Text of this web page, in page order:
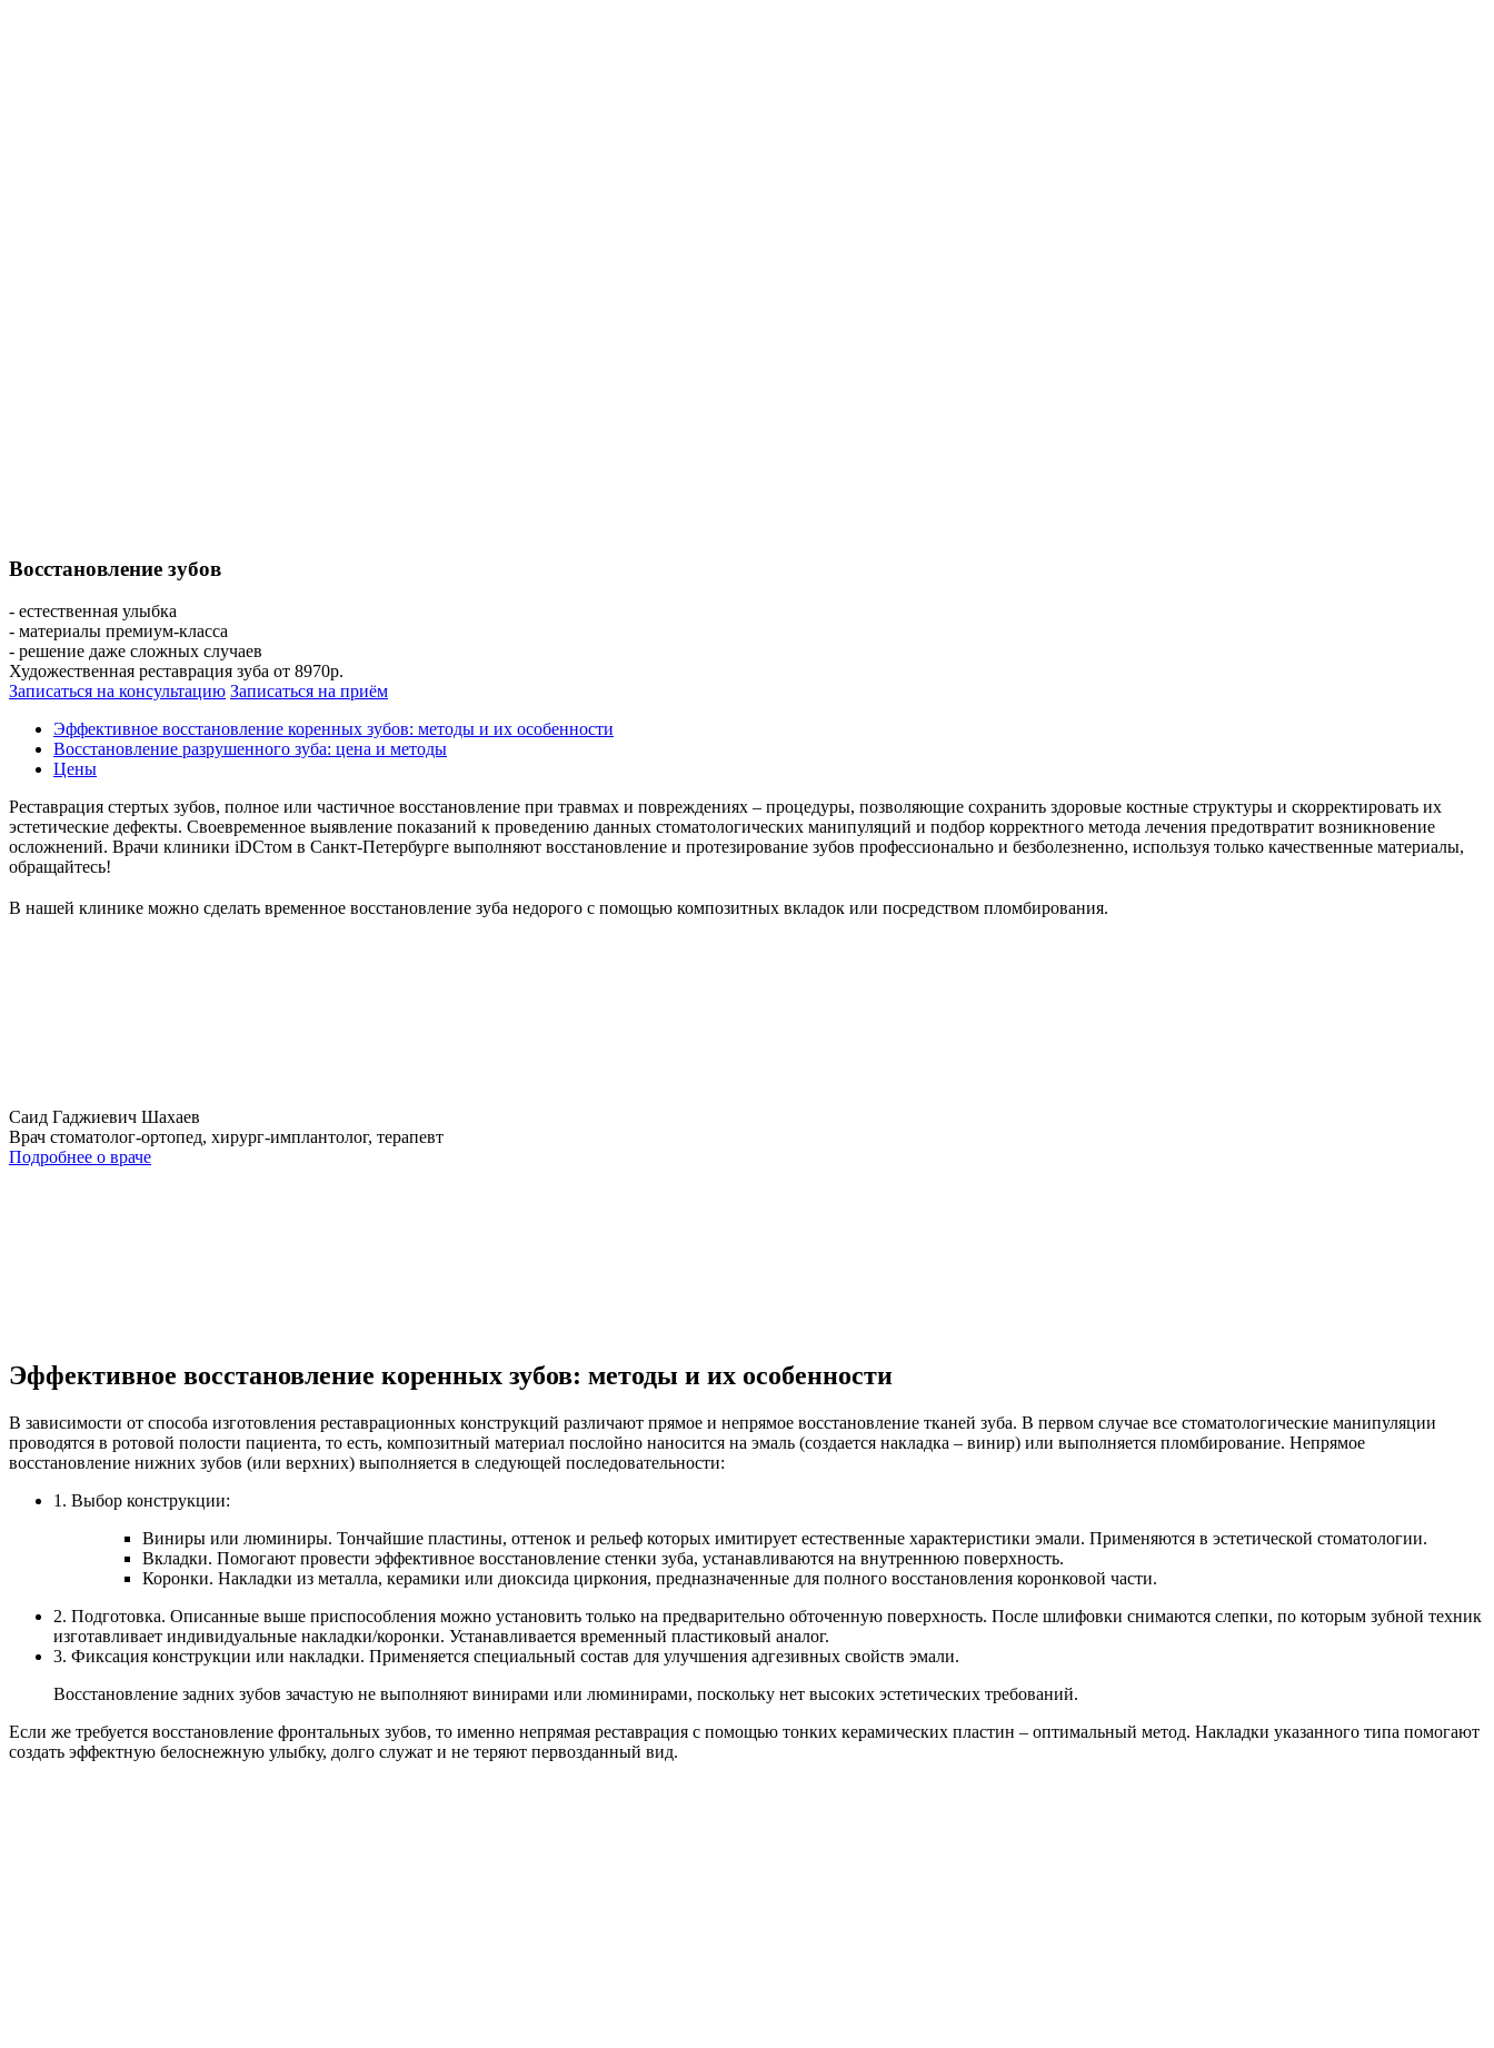
Восстановление зубов
- естественная улыбка
- материалы премиум-класса
- решение даже сложных случаев
Художественная реставрация зуба от 8970р.
Записаться на консультацию Записаться на приём
Эффективное восстановление коренных зубов: методы и их особенности
Восстановление разрушенного зуба: цена и методы
Цены
Реставрация стертых зубов, полное или частичное восстановление при травмах и повреждениях – процедуры, позволяющие сохранить здоровые костные структуры и скорректировать их
эстетические дефекты. Своевременное выявление показаний к проведению данных стоматологических манипуляций и подбор корректного метода лечения предотвратит возникновение
осложнений. Врачи клиники iDСтом в Санкт-Петербурге выполняют восстановление и протезирование зубов профессионально и безболезненно, используя только качественные материалы,
обращайтесь!
В нашей клинике можно сделать временное восстановление зуба недорого с помощью композитных вкладок или посредством пломбирования.
Саид Гаджиевич Шахаев
Врач стоматолог-ортопед, хирург-имплантолог, терапевт
Подробнее о враче
Эффективное восстановление коренных зубов: методы и их особенности
В зависимости от способа изготовления реставрационных конструкций различают прямое и непрямое восстановление тканей зуба. В первом случае все стоматологические манипуляции
проводятся в ротовой полости пациента, то есть, композитный материал послойно наносится на эмаль (создается накладка – винир) или выполняется пломбирование. Непрямое
восстановление нижних зубов (или верхних) выполняется в следующей последовательности:
1. Выбор конструкции:
Виниры или люминиры. Тончайшие пластины, оттенок и рельеф которых имитирует естественные характеристики эмали. Применяются в эстетической стоматологии.
Вкладки. Помогают провести эффективное восстановление стенки зуба, устанавливаются на внутреннюю поверхность.
Коронки. Накладки из металла, керамики или диоксида циркония, предназначенные для полного восстановления коронковой части.
2. Подготовка. Описанные выше приспособления можно установить только на предварительно обточенную поверхность. После шлифовки снимаются слепки, по которым зубной техник
изготавливает индивидуальные накладки/коронки. Устанавливается временный пластиковый аналог.
3. Фиксация конструкции или накладки. Применяется специальный состав для улучшения адгезивных свойств эмали.
Восстановление задних зубов зачастую не выполняют винирами или люминирами, поскольку нет высоких эстетических требований.
Если же требуется восстановление фронтальных зубов, то именно непрямая реставрация с помощью тонких керамических пластин – оптимальный метод. Накладки указанного типа помогают
создать эффектную белоснежную улыбку, долго служат и не теряют первозданный вид.